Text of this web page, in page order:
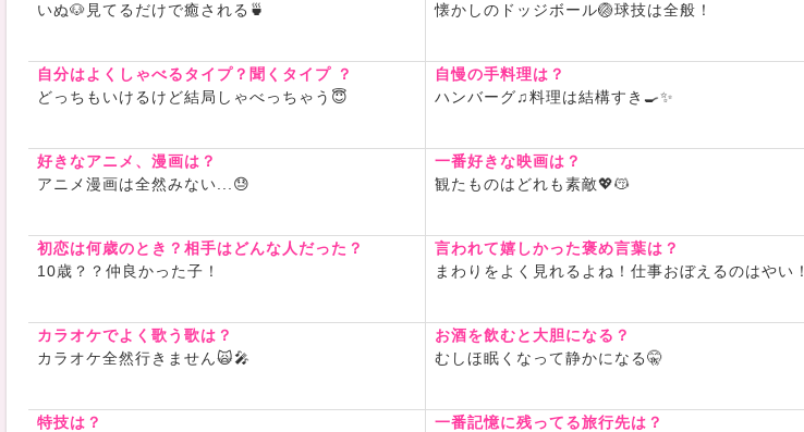
いぬ🐶見てるだけで癒される🍵
懐かしのドッジボール🏐球技は全般！
自分はよくしゃべるタイプ？聞くタイプ ？
どっちもいけるけど結局しゃべっちゃう😇
自慢の手料理は？
ハンバーグ♫料理は結構すき🍳✨
好きなアニメ、漫画は？
アニメ漫画は全然みない...😓
一番好きな映画は？
観たものはどれも素敵💖😽
初恋は何歳のとき？相手はどんな人だった？
10歳？？仲良かった子！
言われて嬉しかった褒め言葉は？
まわりをよく見れるよね！仕事おぼえるのはやい！
カラオケでよく歌う歌は？
カラオケ全然行きません🙀🎤
お酒を飲むと大胆になる？
むしほ眠くなって静かになる🤫
特技は？
一番記憶に残ってる旅行先は？